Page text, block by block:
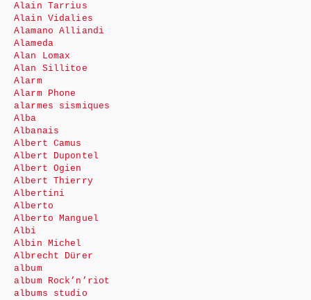
Alain Tarrius
Alain Vidalies
Alamano Alliandi
Alameda
Alan Lomax
Alan Sillitoe
Alarm
Alarm Phone
alarmes sismiques
Alba
Albanais
Albert Camus
Albert Dupontel
Albert Ogien
Albert Thierry
Albertini
Alberto
Alberto Manguel
Albi
Albin Michel
Albrecht Dürer
album
album Rock’n’riot
albums studio